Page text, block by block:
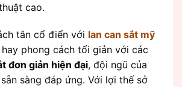
cao.
tân cổ điển với lan can sắt mỹ
hay phong cách tối giản với các
đơn giản hiện đại, đội ngũ của
sàng đáp ứng. Với lợi thế sở